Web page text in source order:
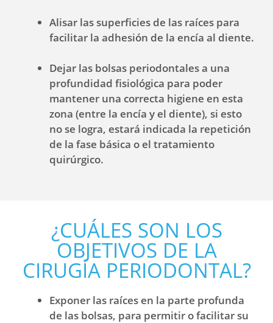
Alisar las superficies de las raíces para
facilitar la adhesión de la encía al diente.
Dejar las bolsas periodontales a una
profundidad fisiológica para poder
mantener una correcta higiene en esta
zona (entre la encía y el diente), si esto
no se logra, estará indicada la repetición
de la fase básica o el tratamiento
quirúrgico.
¿CUÁLES SON LOS
OBJETIVOS DE LA
CIRUGÍA PERIODONTAL?
Exponer las raíces en la parte profunda
de las bolsas, para permitir o facilitar su